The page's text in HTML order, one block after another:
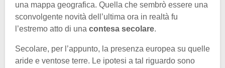
una mappa geografica. Quella che sembrò essere una
sconvolgente novità dell’ultima ora in realtà fu
l’estremo atto di una contesa secolare.
Secolare, per l’appunto, la presenza europea su quelle
aride e ventose terre. Le ipotesi a tal riguardo sono